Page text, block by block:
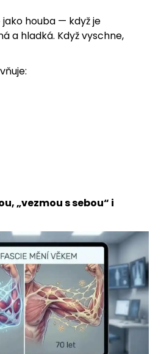
houba — když je
a hladká. Když vyschne,
„vezmou s sebou“ i